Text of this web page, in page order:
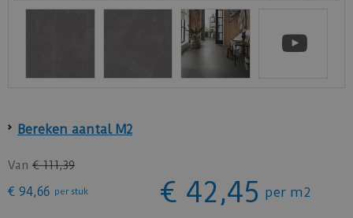
Bereken aantal M2
Van € 111,39
€ 94,66 per stuk € 42,45 per m2